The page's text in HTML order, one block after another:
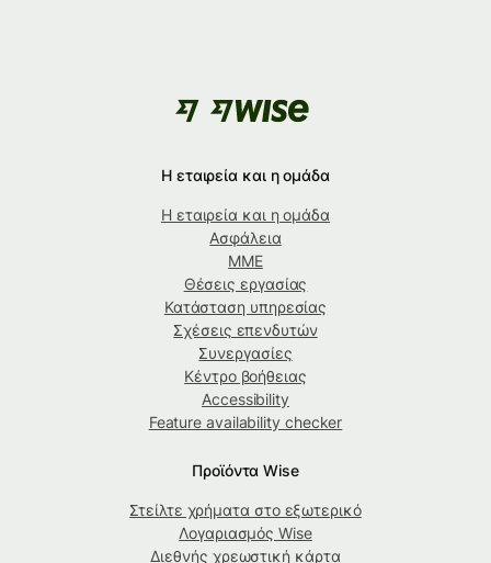
Η εταιρεία και η ομάδα
Η εταιρεία και η ομάδα
Ασφάλεια
ΜΜΕ
Θέσεις εργασίας
Κατάσταση υπηρεσίας
Σχέσεις επενδυτών
Συνεργασίες
Κέντρο βοήθειας
Accessibility
Feature availability checker
Προϊόντα Wise
Στείλτε χρήματα στο εξωτερικό
Λογαριασμός Wise
Διεθνής χρεωστική κάρτα